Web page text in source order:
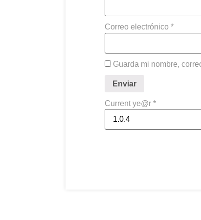
Correo electrónico*
Guarda mi nombre,
Current ye@r*